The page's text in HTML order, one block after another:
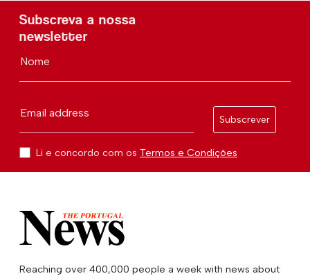
Subscreva a nossa
newsletter
Nome
Email address
Subscrever
Li e concordo com os Termos e Condições
Reaching over 400,000 people a week with news about